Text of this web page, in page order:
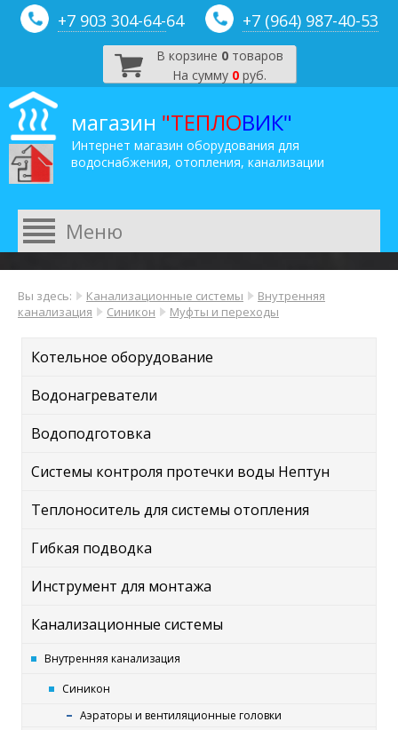
+7 903 304-64-64 +7 (964) 987-40-53
В корзине 0товаров
На сумму 0 руб.
магазин "ТЕПЛОВИК"
Интернет магазин оборудования для
водоснабжения, отопления, канализации
Вы здесь: Канализационные системы
Внутренняя
канализация
Синикон Муфты и переходы
Котельное оборудование
Водонагреватели
Водоподготовка
Системы контроля протечки воды Нептун
Теплоноситель для системы отопления
Гибкая подводка
Инструмент для монтажа
Канализационные системы
Внутренняя канализация
Синикон
Аэраторы и вентиляционные головки